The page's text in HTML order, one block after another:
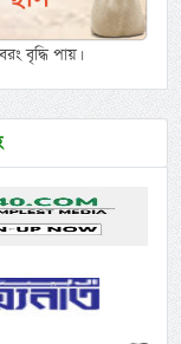
বৃদ্ধি পায়।